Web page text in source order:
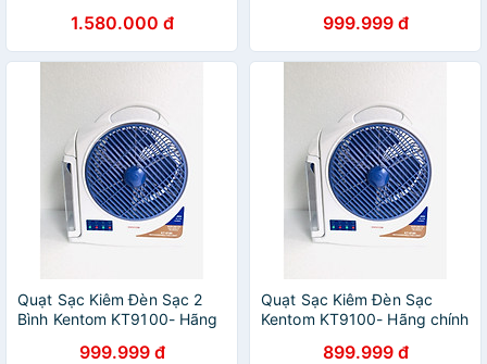
1.580.000 đ 999.999 đ
Quạt Sạc Kiêm Đèn Sạc 2
Bình Kentom KT9100- Hãng
999.999 đ
Quạt Sạc Kiêm Đèn Sạc
Kentom KT9100- Hãng chính
899.999 đ